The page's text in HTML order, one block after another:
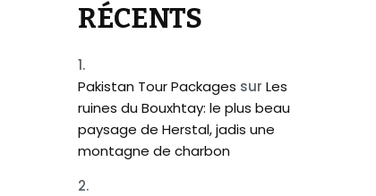
RÉCENTS
Pakistan Tour Packages sur Les
ruines du Bouxhtay: le plus beau
paysage de Herstal, jadis une
montagne de charbon